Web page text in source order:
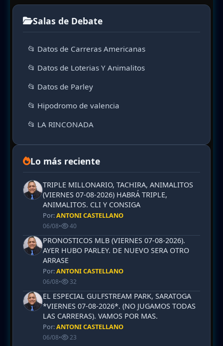
Salas de Debate
📂 Datos de Carreras Americanas
📂 Datos de Loterias Y Animalitos
📂 Datos de Parley
📂 Hipodromo de valencia
📂 LA RINCONADA
Lo más reciente
TRIPLE MILLONARIO, TACHIRA, ANIMALITOS
(VIERNES 07-08-2026) HABRÁ TRIPLE,
ANIMALITOS. CLI Y CONSIGA
Por:ANTONI CASTELLANO
06/08• 40
PRONOSTICOS MLB (VIERNES 07-08-2026).
AYER HUBO PARLEY. DE NUEVO SERA OTRO
ARRASE
Por:ANTONI CASTELLANO
06/08• 32
EL ESPECIAL GULFSTREAM PARK, SARATOGA
*VIERNES 07-08-2026*. (NO JUGAMOS TODAS
LAS CARRERAS). VAMOS POR MAS.
Por:ANTONI CASTELLANO
06/08• 23